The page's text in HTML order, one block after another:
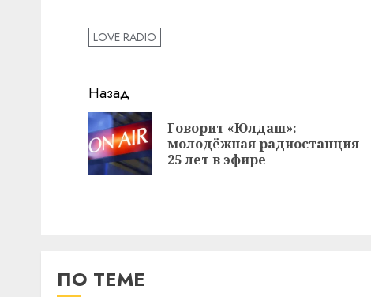
LOVE RADIO
Навигация
записи
Назад
Говорит «Юлдаш»:
молодёжная радиостанция
25 лет в эфире
ПО ТЕМЕ